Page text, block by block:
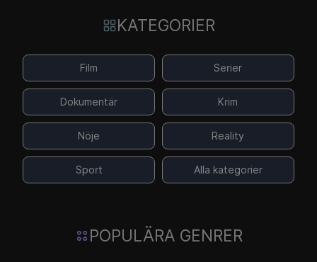
KATEGORIER
Film Serier
Dokumentär Krim
Nöje Reality
Sport Alla kategorier
POPULÄRA GENRER